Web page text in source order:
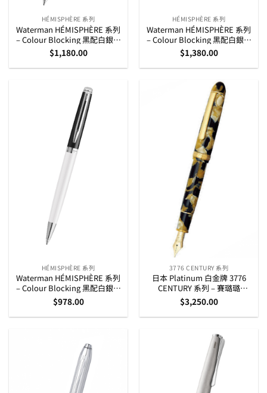
HÉMISPHÈRE 系列
Waterman HÉMISPHÈRE 系列
– Colour Blocking 黑配白銀夾
走珠筆 (2202845)
$1,180.00
HÉMISPHÈRE 系列
Waterman HÉMISPHÈRE 系列
– Colour Blocking 黑配白銀夾
墨水筆 (2202843)
$1,380.00
HÉMISPHÈRE 系列
Waterman HÉMISPHÈRE 系列
– Colour Blocking 黑配白銀夾
原子筆 (2202846)
$978.00
3776 CENTURY 系列
日本 Platinum 白金牌 3776
CENTURY 系列 – 賽璐璐
(Celluloid) 物料玉黑印花 14K
黃金筆咀墨水筆
$3,250.00